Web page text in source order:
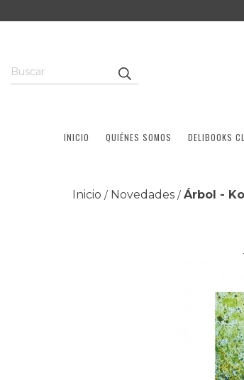
INICIO QUIÉNES SOMOS DELIBOOKS
Inicio / Novedades / Árbol -